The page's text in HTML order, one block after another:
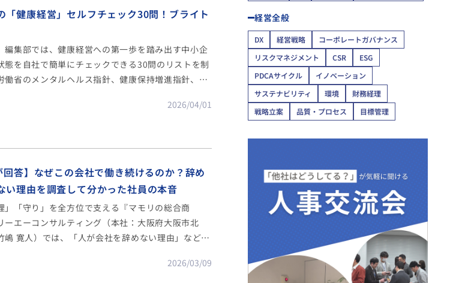
「健康経営」セルフチェック30問！ブライト
編集部では、健康経営への第一歩を踏み出す中小企
態を自社で簡単にチェックできる30問のリストを制
働省のメンタルヘルス指針、健康保持増進指針、治
イドライン、ストレスチェック制度の考え方、健
定要件などを参考にポイントを押さえた、健康経営
2026/04/01
回答】なぜこの会社で働き続けるのか？辞め
い理由を調査して分かった社員の本音
」「守り」を全方位で支える『マモリの総合商
ーエーコンサルティング（本社：大阪府大阪市北
嶋 寛人）では、「人が会社を辞めない理由」などを
に対して従業員の辞めない理由に関する様々なア
した。回答者は企業の総務・労務・法務担当者で、
2026/03/09
経営全般
DX 経営戦略
コーポレートガバナンス
リスクマネジメント
CSR
ESG
PDCAサイクル
イノベーション
サステナビリティ
環境
財務経理
戦略立案
品質・プロセス 目標管理